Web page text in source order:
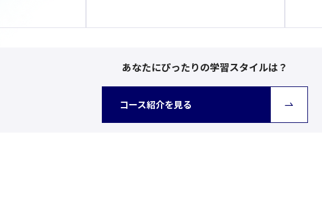
あなたにぴったりの学習スタイルは？
コース紹介を見る